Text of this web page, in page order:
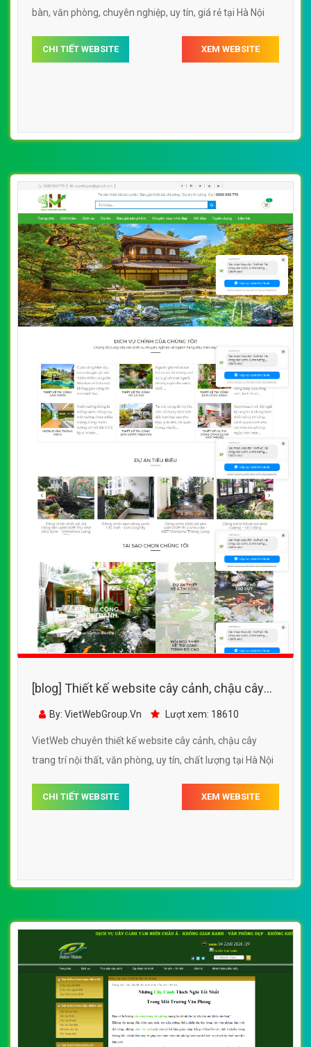
bàn, văn phòng, chuyên nghiệp, uy tín, giá rẻ tại Hà Nội
CHI TIẾT WEBSITE XEM WEBSITE
[blog] Thiết kế website cây cảnh, chậu cây
trang trí nội thất, văn phòng
By: VietWebGroup.Vn Lượt xem: 18610
VietWeb chuyên thiết kế website cây cảnh, chậu cây
trang trí nội thất, văn phòng, uy tín, chất lượng tại Hà Nội
CHI TIẾT WEBSITE XEM WEBSITE